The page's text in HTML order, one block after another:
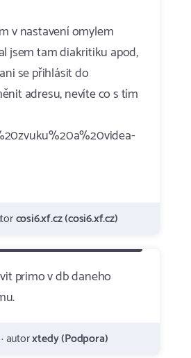
v nastavení omylem
jsem tam diakritiku apod,
se přihlásit do
adresu, nevíte co s tím
cosi6.xf.cz (cosi6.xf.cz)
primo v db daneho
· autorxtedy (Podpora)